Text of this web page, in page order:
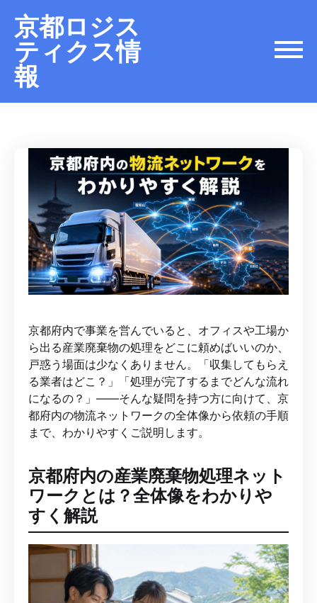
京都ロジス
ティクス情
報
京都府内で事業を営んでいると、オフィスや工場か
ら出る産業廃棄物の処理をどこに頼めばいいのか、
戸惑う場面は少なくありません。「収集してもらえ
る業者はどこ？」「処理が完了するまでどんな流れ
になるの？」——そんな疑問を持つ方に向けて、京
都府内の物流ネットワークの全体像から依頼の手順
まで、わかりやすくご説明します。
京都府内の産業廃棄物処理ネット
ワークとは？全体像をわかりや
すく解説